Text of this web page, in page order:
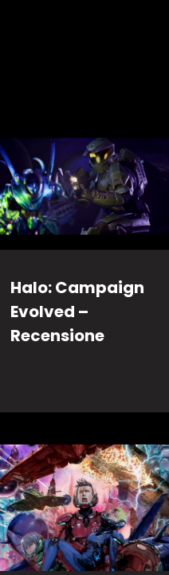
Halo: Campaign
Evolved –
Recensione